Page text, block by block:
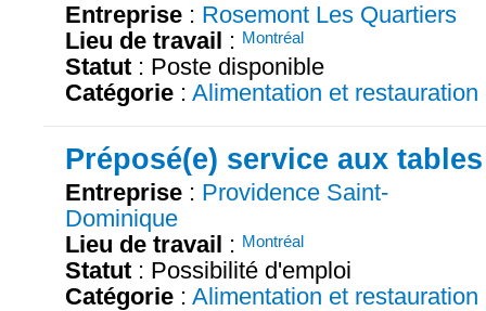
Entreprise : Rosemont Les Quartiers
Lieu de travail : Montréal
Statut : Poste disponible
Catégorie : Alimentation et restauration
Préposé(e) service aux tables
Entreprise : Providence Saint-
Dominique
Lieu de travail : Montréal
Statut : Possibilité d'emploi
Catégorie : Alimentation et restauration